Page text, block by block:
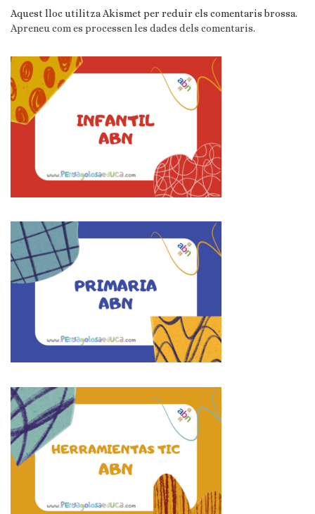
Aquest lloc utilitza Akismet per reduir els comentaris brossa.
Apreneu com es processen les dades dels comentaris.